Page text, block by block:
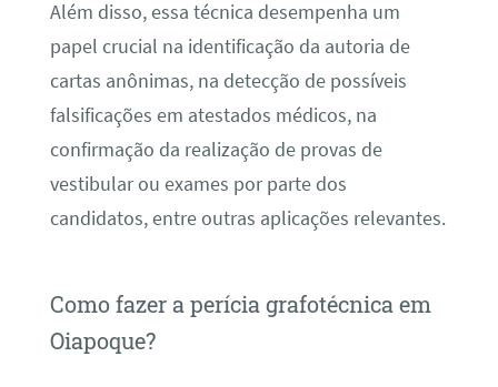
Além disso, essa técnica desempenha um
papel crucial na identificação da autoria de
cartas anônimas, na detecção de possíveis
falsificações em atestados médicos, na
confirmação da realização de provas de
vestibular ou exames por parte dos
candidatos, entre outras aplicações relevantes.
Como fazer a perícia grafotécnica em
Oiapoque?